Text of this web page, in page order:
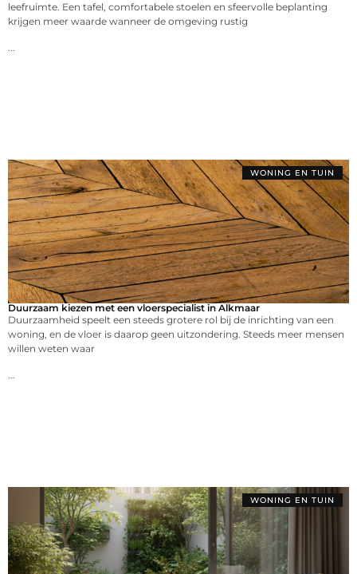
leefruimte. Een tafel, comfortabele stoelen en sfeervolle beplanting
krijgen meer waarde wanneer de omgeving rustig
WONING EN TUIN
Duurzaam kiezen met een vloerspecialist in Alkmaar
Duurzaamheid speelt een steeds grotere rol bij de inrichting van een
woning, en de vloer is daarop geen uitzondering. Steeds meer mensen
willen weten waar
WONING EN TUIN